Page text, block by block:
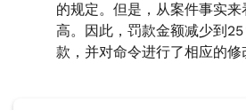
的规定。但是，从案件事实
高。因此，罚款金额减少到
款，并对命令进行了相应的修